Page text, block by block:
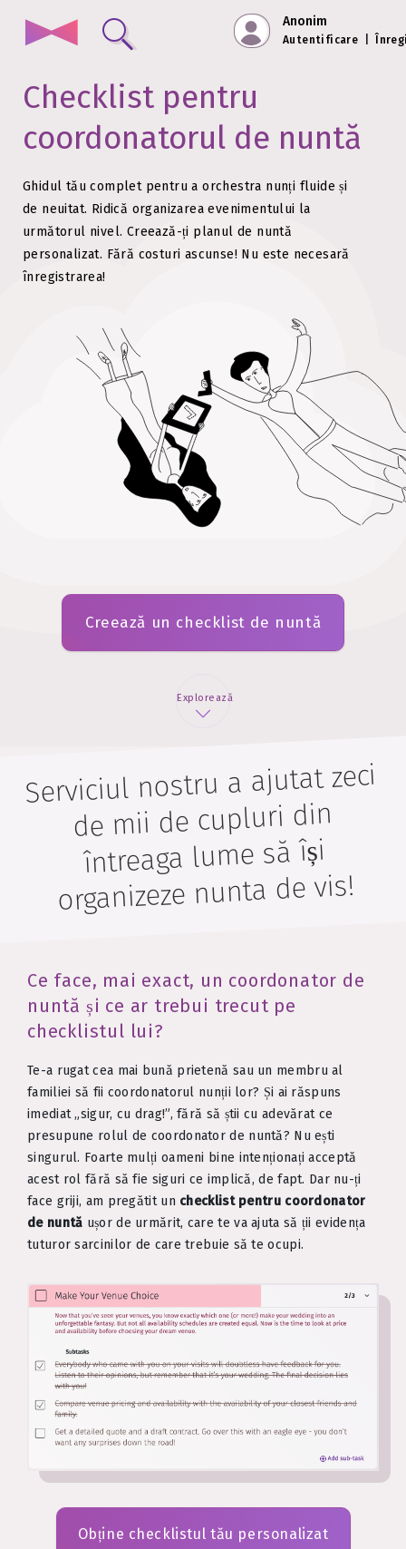
Anonim
Autentificare
Checklist pentru
coordonatorul de nuntă
Ghidul tău complet pentru a orchestra nunți fluide și
de neuitat. Ridică organizarea evenimentului la
următorul nivel. Creează-ți planul de nuntă
personalizat. Fără costuri ascunse! Nu este necesară
înregistrarea!
Creează un checklist de nuntă
Explorează
Serviciul nostru a ajutat zeci
de mii de cupluri din
întreaga lume să își
organizeze nunta de vis!
Ce face, mai exact, un coordonator de
nuntă și ce ar trebui trecut pe
checklistul lui?
Te-a rugat cea mai bună prietenă sau un membru al
familiei să fii coordonatorul nunții lor? Și ai răspuns
imediat „sigur, cu drag!”, fără să știi cu adevărat ce
presupune rolul de coordonator de nuntă? Nu ești
singurul. Foarte mulți oameni bine intenționați acceptă
acest rol fără să fie siguri ce implică, de fapt. Dar nu-ți
face griji, am pregătit un checklist pentru coordonator
de nuntă ușor de urmărit, care te va ajuta să ții evidența
tuturor sarcinilor de care trebuie să te ocupi.
Obține checklistul tău personalizat